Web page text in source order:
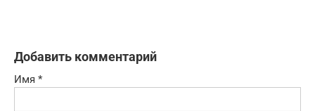
Добавить комментарий
Имя *